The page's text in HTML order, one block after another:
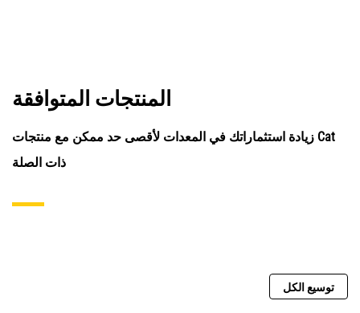
المنتجات المتوافقة
زيادة استثماراتك في المعدات لأقصى حد ممكن مع منتجات Cat
ذات الصلة
توسيع الكل